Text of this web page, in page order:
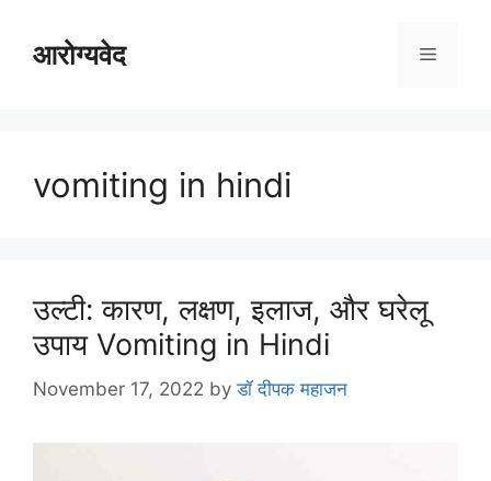
आरोग्यवेद Menu
vomiting in hindi
उल्टी: कारण, लक्षण, इलाज, और घरेलू
उपाय Vomiting in Hindi
November 17, 2022 byडॉ दीपक महाजन